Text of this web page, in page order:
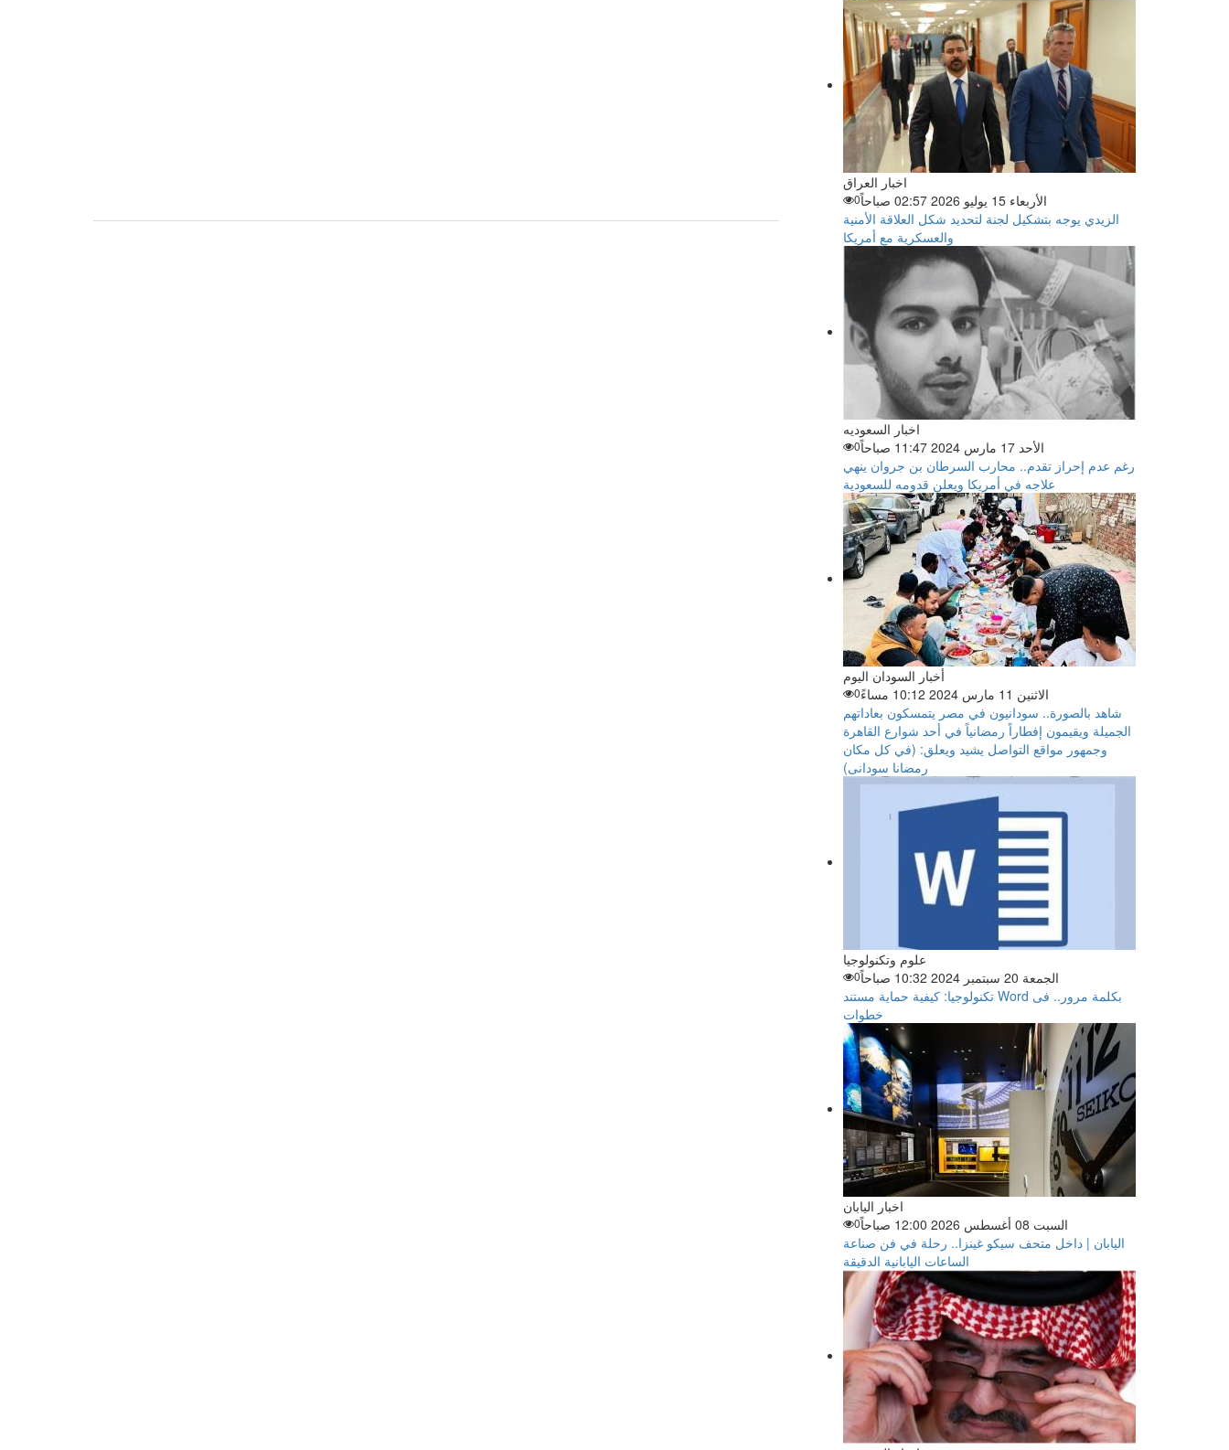
اخبار العراق
الأربعاء 15 يوليو 2026 02:57 صباحاً
0
الزيدي يوجه بتشكيل لجنة لتحديد شكل العلاقة الأمنية
والعسكرية مع أمريكا
اخبار السعوديه
الأحد 17 مارس 2024 11:47 صباحاً
0
رغم عدم إحراز تقدم.. محارب السرطان بن جروان ينهي
علاجه في أمريكا ويعلن قدومه للسعودية
أخبار السودان اليوم
الاثنين 11 مارس 2024 10:12 مساءً
0
شاهد بالصورة.. سودانيون في مصر يتمسكون بعاداتهم
الجميلة ويقيمون إفطاراً رمضانياً في أحد شوارع القاهرة
وجمهور مواقع التواصل يشيد ويعلق: (في كل مكان
رمضانا سودانى)
علوم وتكنولوجيا
الجمعة 20 سبتمبر 2024 10:32 صباحاً
0
تكنولوجيا: كيفية حماية مستند Word بكلمة مرور.. فى
خطوات
اخبار اليابان
السبت 08 أغسطس 2026 12:00 صباحاً
0
اليابان | داخل متحف سيكو غينزا.. رحلة في فن صناعة
الساعات اليابانية الدقيقة